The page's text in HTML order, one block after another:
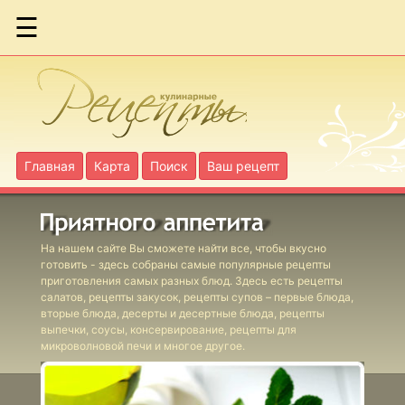
☰
Главная Карта Поиск Ваш рецепт
На нашем сайте Вы сможете найти все, чтобы вкусно
готовить - здесь собраны самые популярные рецепты
приготовления самых разных блюд. Здесь есть рецепты
салатов, рецепты закусок, рецепты супов – первые блюда,
вторые блюда, десерты и десертные блюда, рецепты
выпечки, соусы, консервирование, рецепты для
микроволновой печи и многое другое.
Ассорти
запеченное из
цветной
Бекон жареный
с яблоками по-
шведски
Блюдо с сыром
печеное
шведское